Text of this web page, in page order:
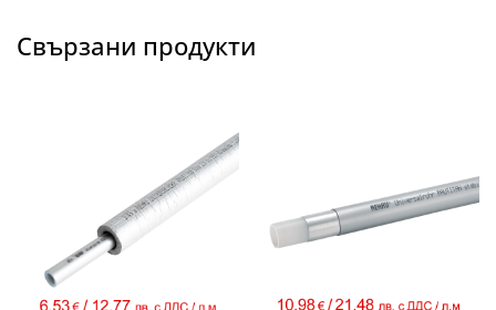
Свързани продукти